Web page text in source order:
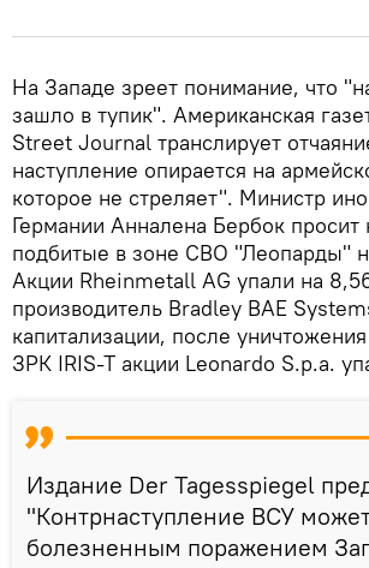
На Западе зреет понимание, что
зашло в тупик". Американская
Street Journal транслирует
наступление опирается на
которое не стреляет". Министр
Германии Анналена Бербок просит
подбитые в зоне СВО "Леопарды"
Акции Rheinmetall AG упали на
производитель Bradley BAE
капитализации, после
ЗРК IRIS-T акции Leonardo S.p.a.
Издание Der Tagesspiegel
"Контрнаступление ВСУ
болезненным поражением